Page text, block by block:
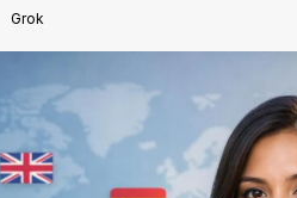
Grok